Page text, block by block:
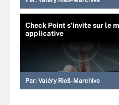
Check Point s’invite sur le
applicative
Par: Valéry Rieß-Marchive